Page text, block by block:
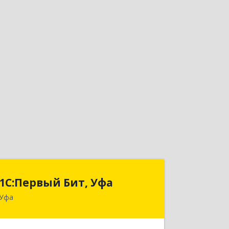
1С:Первый Бит, Уфа
1С:Первый Бит, Уфа